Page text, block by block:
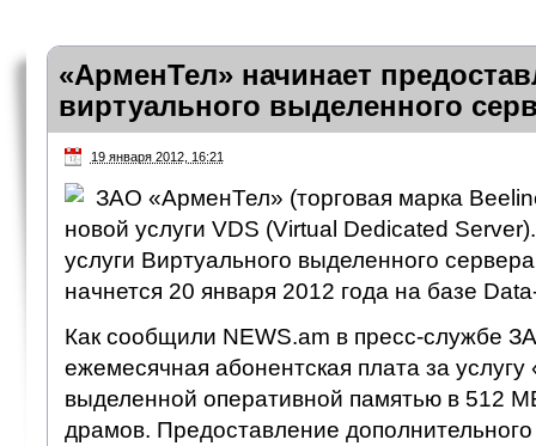
«АрменТел» начинает
виртуального выделенного
19 января 2012, 16:21
ЗАО «АрменТел» (торговая марка
новой услуги VDS (Virtual Dedicated
услуги Виртуального выделенного
начнется 20 января 2012 года на базе
Как сообщили NEWS.am в пресс-службе
ежемесячная абонентская плата за услугу
выделенной оперативной памятью в 512
драмов. Предоставление дополнительного